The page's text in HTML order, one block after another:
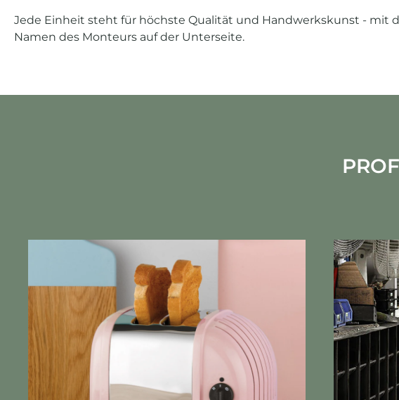
Jede Einheit steht für höchste Qualität und Handwerkskunst - mit
Namen des Monteurs auf der Unterseite.